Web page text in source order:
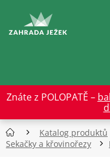
obsah
Znáte z POLOPATĚ –
Katalog produktů
Sekačky a křovinořezy